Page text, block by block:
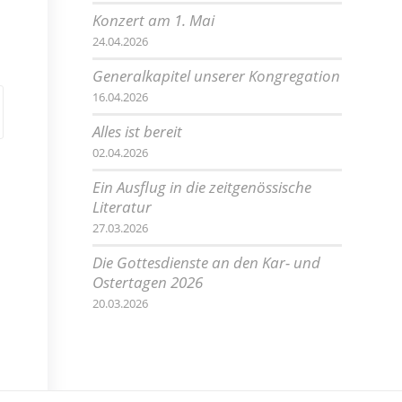
Konzert am 1. Mai
24.04.2026
Generalkapitel unserer Kongregation
16.04.2026
Alles ist bereit
02.04.2026
Ein Ausflug in die zeitgenössische
Literatur
27.03.2026
Die Gottesdienste an den Kar- und
Ostertagen 2026
20.03.2026